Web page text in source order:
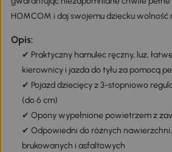
HOMCOM i daj swojemu dziecku wolność
Opis:
✔ Praktyczny hamulec ręczny, luz,
kierownicy i jazda do tyłu za pomocą
✔ Pojazd dziecięcy z 3-stopniowo
(do 6 cm)
✔ Opony wypełnione powietrzem z
✔ Odpowiedni do różnych
brukowanych i asfaltowych